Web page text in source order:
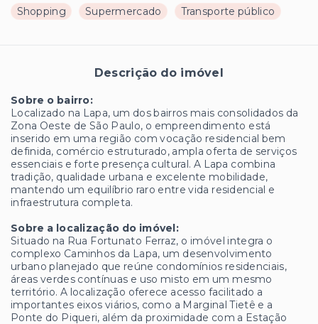
Shopping
Supermercado Transporte público
Descrição do imóvel
Sobre o bairro:
Localizado na Lapa, um dos bairros mais consolidados da
Zona Oeste de São Paulo, o empreendimento está
inserido em uma região com vocação residencial bem
definida, comércio estruturado, ampla oferta de serviços
essenciais e forte presença cultural. A Lapa combina
tradição, qualidade urbana e excelente mobilidade,
mantendo um equilíbrio raro entre vida residencial e
infraestrutura completa.
Sobre a localização do imóvel:
Situado na Rua Fortunato Ferraz, o imóvel integra o
complexo Caminhos da Lapa, um desenvolvimento
urbano planejado que reúne condomínios residenciais,
áreas verdes contínuas e uso misto em um mesmo
território. A localização oferece acesso facilitado a
importantes eixos viários, como a Marginal Tietê e a
Ponte do Piqueri, além da proximidade com a Estação